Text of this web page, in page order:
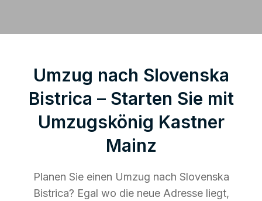
Umzug nach Slovenska
Bistrica – Starten Sie mit
Umzugskönig Kastner
Mainz
Planen Sie einen Umzug nach Slovenska
Bistrica? Egal wo die neue Adresse liegt,